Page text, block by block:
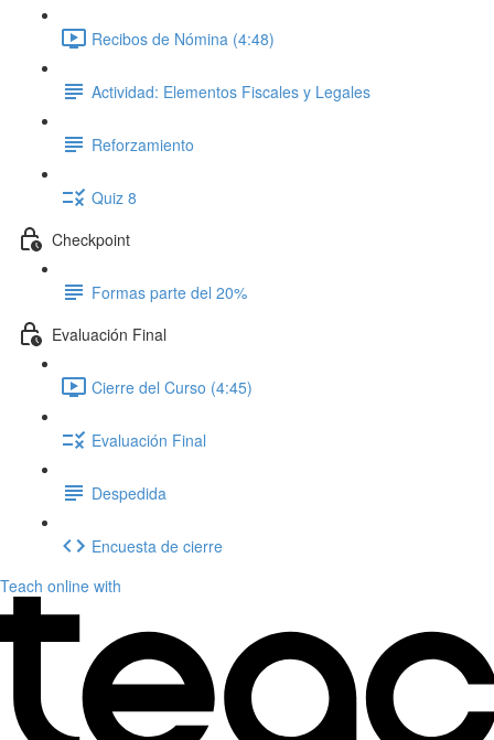
Recibos de Nómina (4:48)
Actividad: Elementos Fiscales y Legales
Reforzamiento
Quiz 8
Checkpoint
Formas parte del 20%
Evaluación Final
Cierre del Curso (4:45)
Evaluación Final
Despedida
Encuesta de cierre
Teach online with